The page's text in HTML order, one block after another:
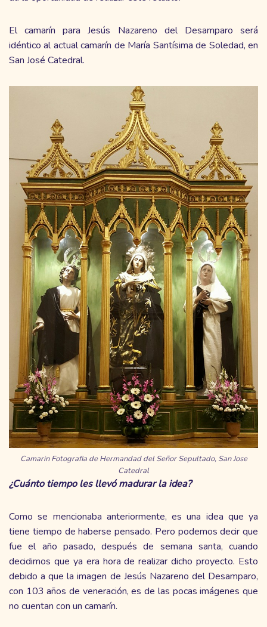
El camarín para Jesús Nazareno del Desamparo será
idéntico al actual camarín de María Santísima de Soledad, en
San José Catedral.
Camarin Fotografia de Hermandad del Señor Sepultado, San Jose
Catedral
¿Cuánto tiempo les llevó madurar la idea?
Como se mencionaba anteriormente, es una idea que ya
tiene tiempo de haberse pensado. Pero podemos decir que
fue el año pasado, después de semana santa, cuando
decidimos que ya era hora de realizar dicho proyecto. Esto
debido a que la imagen de Jesús Nazareno del Desamparo,
con 103 años de veneración, es de las pocas imágenes que
no cuentan con un camarín.